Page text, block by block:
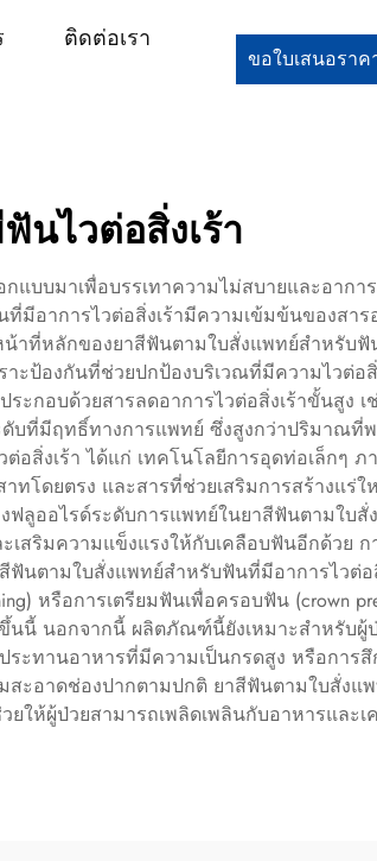
ติดต่อเรา
ขอใบเสนอราค
ไวต่อสิ่งเร้า
บมาเพื่อบรรเทาความไม่สบายและอากา
มีอาการไวต่อสิ่งเร้ามีความเข้มข้นของสา
น้าที่หลักของยาสีฟันตามใบสั่งแพทย์สำหรับ
ะป้องกันที่ช่วยปกป้องบริเวณที่มีความไวต่อสิ่
กอบด้วยสารลดอาการไวต่อสิ่งเร้าขั้นสูง
ะดับที่มีฤทธิ์ทางการแพทย์ ซึ่งสูงกว่าปริมาณ
งเร้า ได้แก่ เทคโนโลยีการอุดท่อเล็กๆ ภ
โดยตรง และสารที่ช่วยเสริมการสร้างแร่ให
ฟลูออไรด์ระดับการแพทย์ในยาสีฟันตามใบ
ะเสริมความแข็งแรงให้กับเคลือบฟันอีกด้วย
นตามใบสั่งแพทย์สำหรับฟันที่มีอาการไวต่อ
หรือการเตรียมฟันเพื่อครอบฟัน (crown
นนี้ นอกจากนี้ ผลิตภัณฑ์นี้ยังเหมาะสำหรับผู้
ประทานอาหารที่มีความเป็นกรดสูง หรือกา
สะอาดช่องปากตามปกติ ยาสีฟันตามใบสั่ง
ให้ผู้ป่วยสามารถเพลิดเพลินกับอาหารและเ